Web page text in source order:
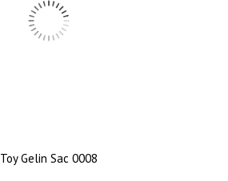
Toy Gelin Sac 0008